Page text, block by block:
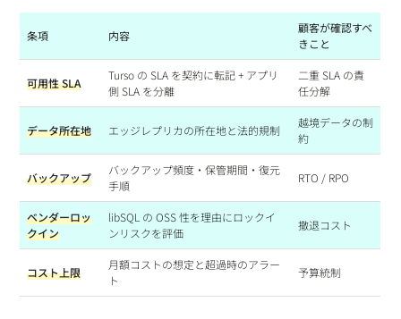
条項 内容
顧客が確認すべ
きこと
可用性 SLA
Turso の SLA を契約に転記 + アプリ
側 SLA を分離
二重 SLA の責
任分解
データ所在地 エッジレプリカの所在地と法的規制
越境データの制
約
バックアップ
バックアップ頻度・保管期間・復元
手順
RTO / RPO
ベンダーロッ
クイン
libSQL の OSS 性を理由にロックイ
ンリスクを評価
撤退コスト
コスト上限
月額コストの想定と超過時のアラー
ト
予算統制